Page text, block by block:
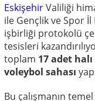
EskişehirValiliği
ile Gençlik ve Spor
işbirliği protokolü
tesisleri
toplam 17 adet
voleybol sahası
Bu çalışmanın